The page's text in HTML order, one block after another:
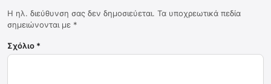
Η ηλ. διεύθυνση σας δεν δημοσιεύεται. Τα υποχρεωτικά πεδία
σημειώνονται με *
Σχόλιο *